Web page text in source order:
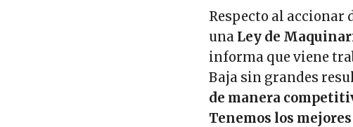
Respecto al accionar
una Ley de
informa que viene
Baja sin grandes
de manera
Tenemos los